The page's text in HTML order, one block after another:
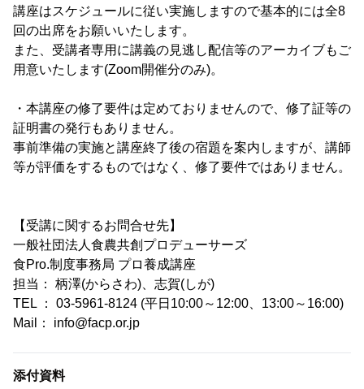
講座はスケジュールに従い実施しますので基本的には全8
回の出席をお願いいたします。
また、受講者専用に講義の見逃し配信等のアーカイブもご
用意いたします(Zoom開催分のみ)。
・本講座の修了要件は定めておりませんので、修了証等の
証明書の発行もありません。
事前準備の実施と講座終了後の宿題を案内しますが、講師
等が評価をするものではなく、修了要件ではありません。
【受講に関するお問合せ先】
一般社団法人食農共創プロデューサーズ
食Pro.制度事務局 プロ養成講座
担当： 柄澤(からさわ)、志賀(しが)
TEL ： 03-5961-8124 (平日10:00～12:00、13:00～16:00)
Mail： info@facp.or.jp
添付資料